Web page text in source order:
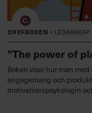
Chefboken · Ledarskap
”The power of
Boken visar hur man
engagemang och
motivationspsykologin